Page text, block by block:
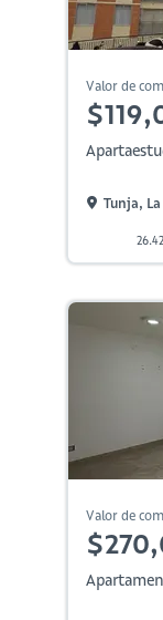
Valor de
Tunja,
Valor de